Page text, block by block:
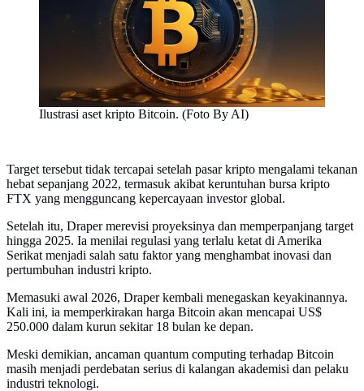
Ilustrasi aset kripto Bitcoin. (Foto By AI)
Target tersebut tidak tercapai setelah pasar kripto mengalami tekanan
hebat sepanjang 2022, termasuk akibat keruntuhan bursa kripto
FTX yang mengguncang kepercayaan investor global.
Setelah itu, Draper merevisi proyeksinya dan memperpanjang target
hingga 2025. Ia menilai regulasi yang terlalu ketat di Amerika
Serikat menjadi salah satu faktor yang menghambat inovasi dan
pertumbuhan industri kripto.
Memasuki awal 2026, Draper kembali menegaskan keyakinannya.
Kali ini, ia memperkirakan harga Bitcoin akan mencapai US$
250.000 dalam kurun sekitar 18 bulan ke depan.
Meski demikian, ancaman quantum computing terhadap Bitcoin
masih menjadi perdebatan serius di kalangan akademisi dan pelaku
industri teknologi.